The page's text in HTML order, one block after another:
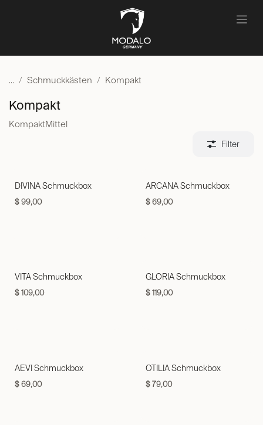
... Schmuckkästen Kompakt
Kompakt
KompaktMittel
Filter
DIVINA Schmuckbox
$99,00
ARCANA Schmuckbox
$69,00
VITA Schmuckbox
$109,00
GLORIA Schmuckbox
$119,00
AEVI Schmuckbox
$69,00
OTILIA Schmuckbox
$79,00